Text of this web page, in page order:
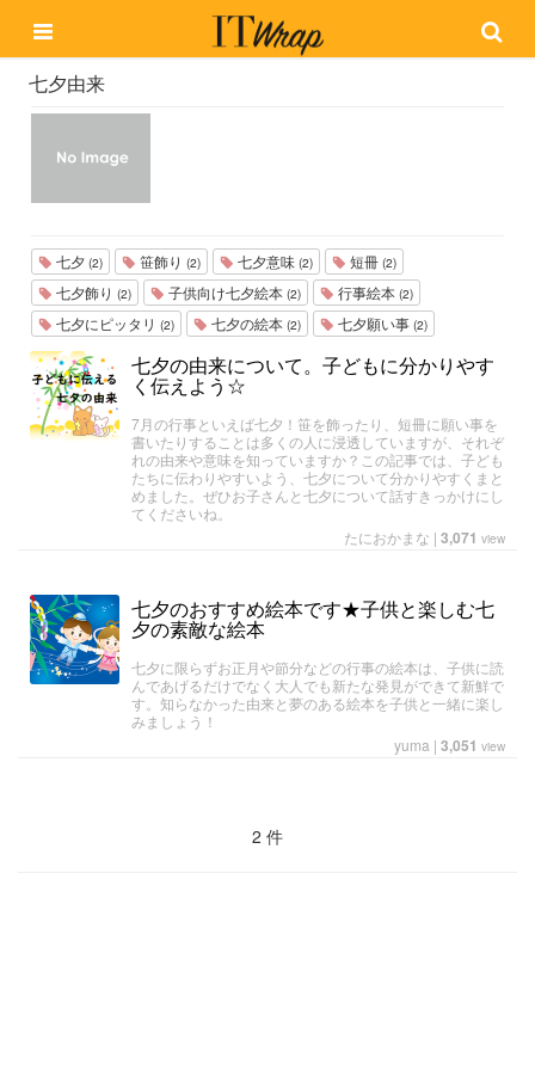
七夕由来
七夕 (2) 笹飾り (2) 七夕意味 (2) 短冊 (2)
七夕飾り (2) 子供向け七夕絵本 (2) 行事絵本 (2)
七夕にピッタリ (2) 七夕の絵本 (2) 七夕願い事 (2)
七夕の由来について。子どもに分かりやす
く伝えよう☆
7月の行事といえば七夕！笹を飾ったり、短冊に願い事を
書いたりすることは多くの人に浸透していますが、それぞ
れの由来や意味を知っていますか？この記事では、子ども
たちに伝わりやすいよう、七夕について分かりやすくまと
めました。ぜひお子さんと七夕について話すきっかけにし
てくださいね。
たにおかまな | 3,071 view
七夕のおすすめ絵本です★子供と楽しむ七
夕の素敵な絵本
七夕に限らずお正月や節分などの行事の絵本は、子供に読
んであげるだけでなく大人でも新たな発見ができて新鮮で
す。知らなかった由来と夢のある絵本を子供と一緒に楽し
みましょう！
yuma | 3,051 view
2 件